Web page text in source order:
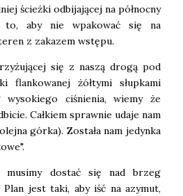
ścieżki odbijającej na północny
to, aby nie wpakować się na
z zakazem wstępu.
się z naszą drogą pod
flankowanej żółtymi słupkami
wysokiego ciśnienia, wiemy że
Całkiem sprawnie udaje nam
górka). Została nam jedynka
musimy dostać się nad brzeg
Plan jest taki, aby iść na azymut,